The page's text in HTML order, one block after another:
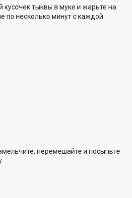
тыквы в муке и жарьте на
по несколько минут с каждой
перемешайте и посыпьте